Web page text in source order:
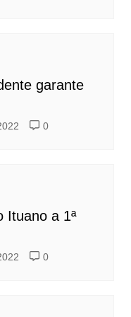
garante
0
Ituano a 1ª
0